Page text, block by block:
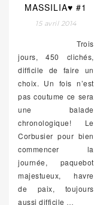
MASSILIA♥ #1
15 avril 2014
Trois
jours, 450 clichés,
difficile de faire un
choix. Un fois n’est
pas coutume ce sera
une balade
chronologique! Le
Corbusier pour bien
commencer la
journée, paquebot
majestueux, havre
de paix, toujours
aussi difficile …